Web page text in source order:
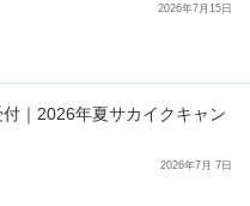
2026年7月15日
｜2026年夏サカイクキャン
2026年7月 7日